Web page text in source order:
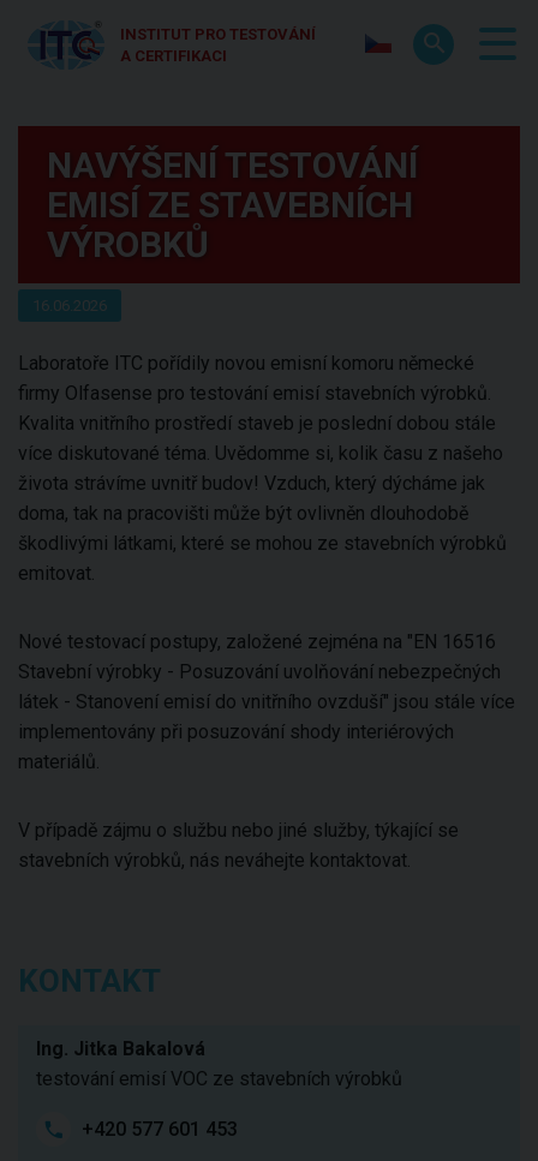
INSTITUT PRO TESTOVÁNÍ
A CERTIFIKACI
NAVÝŠENÍ TESTOVÁNÍ
EMISÍ ZE STAVEBNÍCH
VÝROBKŮ
16.06.2026
Laboratoře ITC pořídily novou emisní komoru německé
firmy Olfasense pro testování emisí stavebních výrobků.
Kvalita vnitřního prostředí staveb je poslední dobou stále
více diskutované téma. Uvědomme si, kolik času z našeho
života strávíme uvnitř budov! Vzduch, který dýcháme jak
doma, tak na pracovišti může být ovlivněn dlouhodobě
škodlivými látkami, které se mohou ze stavebních výrobků
emitovat.
Nové testovací postupy, založené zejména na "EN 16516
Stavební výrobky - Posuzování uvolňování nebezpečných
látek - Stanovení emisí do vnitřního ovzduší" jsou stále více
implementovány při posuzování shody interiérových
materiálů.
V případě zájmu o službu nebo jiné služby, týkající se
stavebních výrobků, nás neváhejte kontaktovat.
KONTAKT
Ing. Jitka Bakalová
testování emisí VOC ze stavebních výrobků
+420 577 601 453